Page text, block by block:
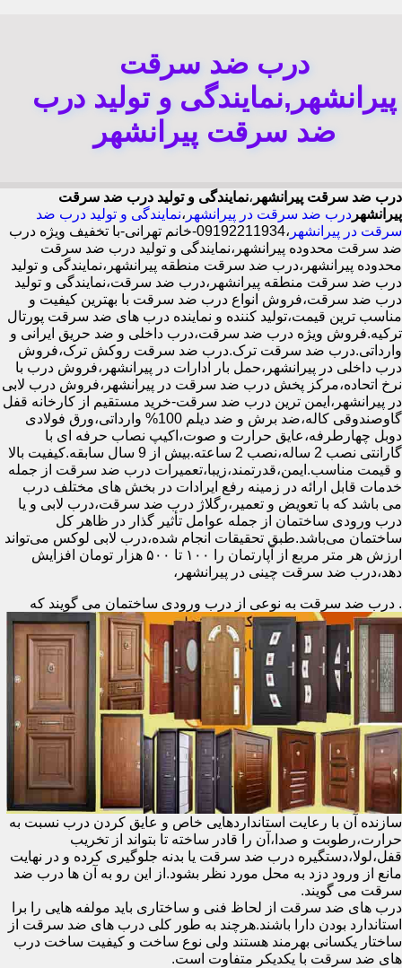
درب ضد سرقت
پیرانشهر,نمایندگی و تولید درب
ضد سرقت پیرانشهر
درب ضد سرقت پیرانشهر ،نمایندگی و تولید درب ضد سرقت
پیرانشهر درب ضد سرقت در پیرانشهر ،نمایندگی و تولید درب ضد
سرقت در پیرانشهر
،09192211934-خانم تهرانی-با تخفیف ویژه درب
ضد سرقت محدوده پیرانشهر،نمایندگی و تولید درب ضد سرقت
محدوده پیرانشهر،درب ضد سرقت منطقه پیرانشهر،نمایندگی و تولید
درب ضد سرقت منطقه پیرانشهر،درب ضد سرقت،نمایندگی و تولید
درب ضد سرقت،فروش انواع درب ضد سرقت با بهترین کیفیت و
مناسب ترین قیمت،تولید کننده و نماینده درب های ضد سرقت پورتال
ترکیه.فروش ویژه درب ضد سرقت،درب داخلی و ضد حریق ایرانی و
وارداتی.درب ضد سرقت ترک.درب ضد سرقت روکش ترک،فروش
درب داخلی در پیرانشهر،حمل بار ادارات در پیرانشهر،فروش درب با
نرخ اتحاده،مرکز پخش درب ضد سرقت در پیرانشهر،فروش درب لابی
در پیرانشهر،ایمن ترین درب ضد سرقت-خرید مستقیم از کارخانه قفل
گاوصندوقی کاله،ضد برش و ضد دیلم 100% وارداتی،ورق فولادی
دوبل چهارطرفه،عایق حرارت و صوت،اکیپ نصاب حرفه ای با
گارانتی نصب 2 ساله،نصب 2 ساعته.بیش از 9 سال سابقه.کیفیت بالا
و قیمت مناسب.ایمن،قدرتمند،زیبا،تعمیرات درب ضد سرقت از جمله
خدمات قابل ارائه در زمینه رفع ایرادات در بخش های مختلف درب
می باشد که با تعویض و تعمیر،رگلاژ درب ضد سرقت،درب لابی و یا
درب ورودی ساختمان از جمله عوامل تأثیر گذار در ظاهر کل
ساختمان می‌باشد.طبق تحقیقات انجام شده،درب لابی لوکس می‌تواند
ارزش هر متر مربع از آپارتمان را ۱۰۰ تا ۵۰۰ هزار تومان افزایش
دهد،درب ضد سرقت چینی در پیرانشهر،
. درب ضد سرقت به نوعی از درب ورودی ساختمان می گویند که
سازنده آن با رعایت استانداردهایی خاص و عایق کردن درب نسبت به
حرارت،رطوبت و صدا،آن را قادر ساخته تا بتواند از تخریب
قفل،لولا،دستگیره درب ضد سرقت یا بدنه جلوگیری کرده و در نهایت
مانع از ورود دزد به محل مورد نظر بشود.از این رو به آن ها درب ضد
سرقت می گویند.
درب های ضد سرقت از لحاظ فنی و ساختاری باید مولفه هایی را برا
استاندارد بودن دارا باشند.هرچند به طور کلی درب های ضد سرقت از
ساختار یکسانی بهرمند هستند ولی نوع ساخت و کیفیت ساخت درب
های ضد سرقت با یکدیکر متفاوت است.